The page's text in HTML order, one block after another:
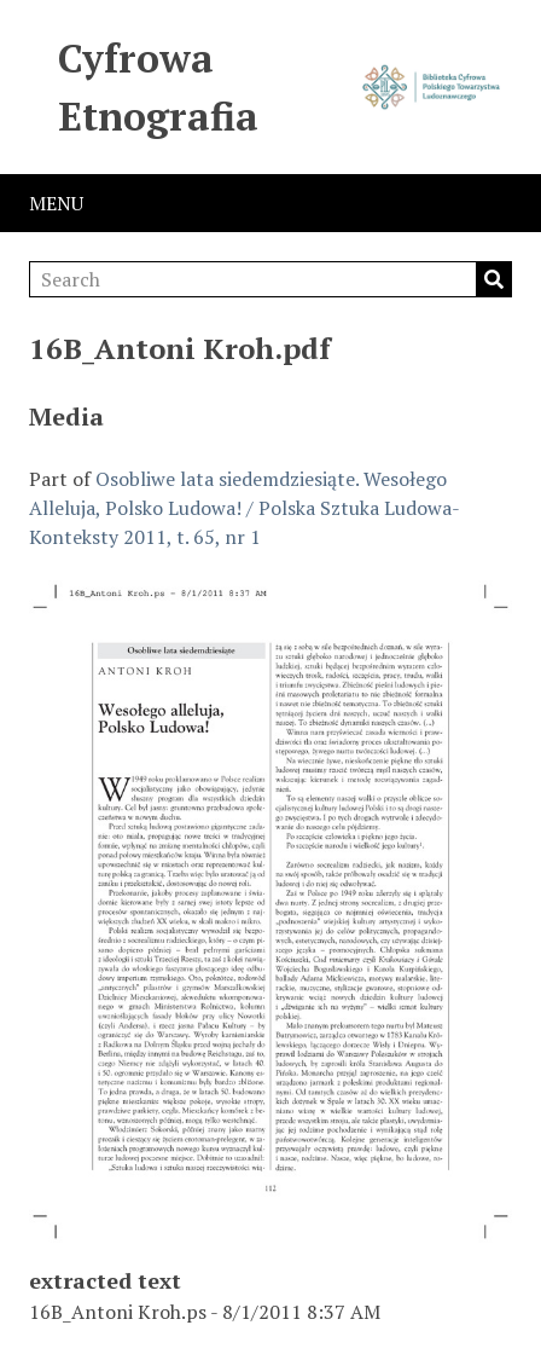
Cyfrowa
Etnografia
MENU
16B_Antoni Kroh.pdf
Media
Part ofOsobliwe lata siedemdziesiąte. Wesołego
Alleluja, Polsko Ludowa! / Polska Sztuka Ludowa-
Konteksty 2011, t. 65, nr 1
extracted text
16B_Antoni Kroh.ps - 8/1/2011 8:37 AM